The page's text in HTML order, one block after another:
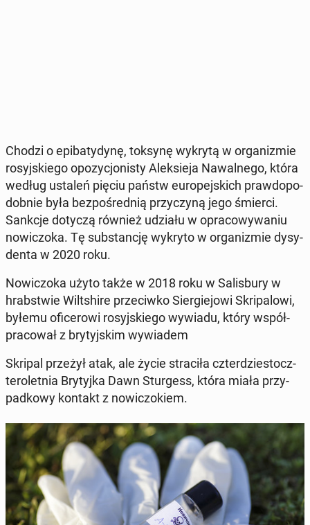
Chodzi o epi­ba­ty­dy­nę, toksynę wykrytą w or­ga­ni­zmie
ro­syj­skie­go opo­zy­cjo­ni­sty Alek­sie­ja Na­wal­ne­go, która
według ustaleń pięciu państw eu­ro­pej­skich praw­do­po­
dob­nie była bez­po­śred­nią przy­czy­ną jego śmierci.
Sankcje dotyczą również udziału w opra­co­wy­wa­niu
no­wi­czo­ka. Tę sub­stan­cję wykryto w or­ga­ni­zmie dy­sy­
den­ta w 2020 roku.
No­wi­czo­ka użyto także w 2018 roku w Sa­lis­bu­ry w
hrab­stwie Wilt­shi­re prze­ciw­ko Sier­gie­jo­wi Skri­pa­lo­wi,
byłemu ofi­ce­ro­wi ro­syj­skie­go wywiadu, który współ­
pra­co­wał z bry­tyj­skim wy­wia­dem
Skripal przeżył atak, ale życie stra­ci­ła czter­dzie­stocz­
te­ro­let­nia Bry­tyj­ka Dawn Stur­gess, która miała przy­
pad­ko­wy kontakt z no­wi­czo­kiem.